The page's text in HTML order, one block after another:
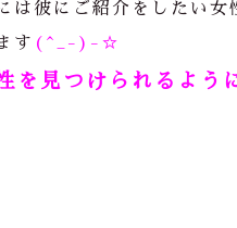
は彼にご紹介をしたい
す (^_-)-☆
を見つけられるよ